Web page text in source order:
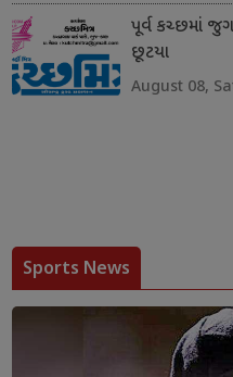
પૂર્વ કચ્છમાં
છૂટયા
August 08,
Sports News